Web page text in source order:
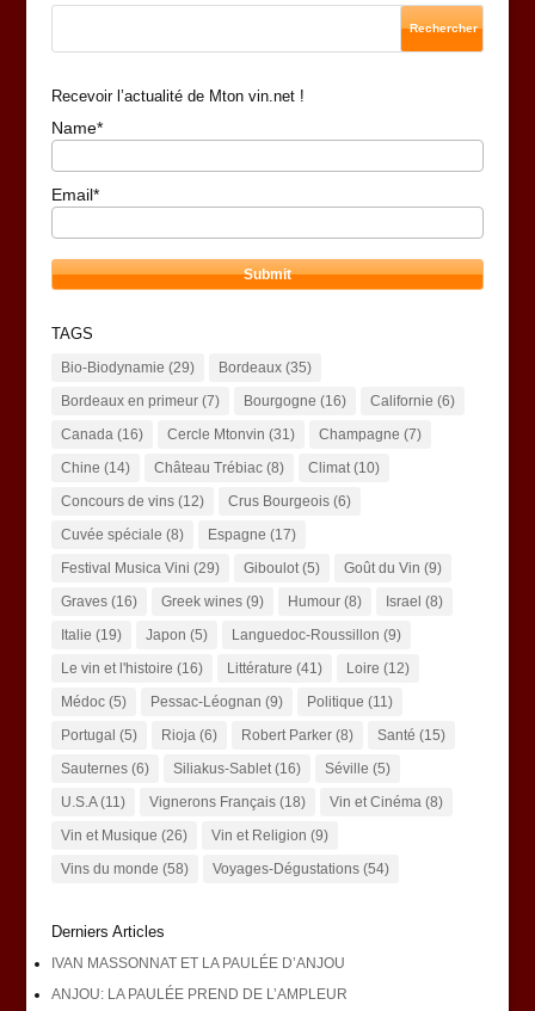
Recevoir l’actualité de Mton vin.net !
Name*
Email*
TAGS
Bio-Biodynamie (29) Bordeaux(35)
Bordeaux en primeur(7) Bourgogne (16) Californie (6)
Canada(16) Cercle Mtonvin (31) Champagne (7)
Chine (14) Château Trébiac(8) Climat(10)
Concours de vins(12) Crus Bourgeois(6)
Cuvée spéciale (8) Espagne (17)
Festival Musica Vini (29) Giboulot(5) Goût du Vin (9)
Graves(16) Greek wines(9) Humour(8) Israel (8)
Italie (19) Japon (5) Languedoc-Roussillon (9)
Le vin et l'histoire (16) Littérature (41) Loire (12)
Médoc(5) Pessac-Léognan (9) Politique (11)
Portugal (5) Rioja(6) Robert Parker(8) Santé (15)
Sauternes(6) Siliakus-Sablet(16) Séville (5)
U.S.A(11) Vignerons Français(18) Vin et Cinéma(8)
Vin et Musique (26) Vin et Religion (9)
Vins du monde (58) Voyages-Dégustations(54)
Derniers Articles
IVAN MASSONNAT ET LA PAULÉE D’ANJOU
ANJOU: LA PAULÉE PREND DE L’AMPLEUR